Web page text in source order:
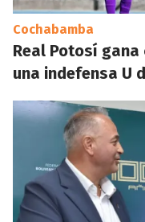
Cochabamba
Real Potosí gana
una indefensa U